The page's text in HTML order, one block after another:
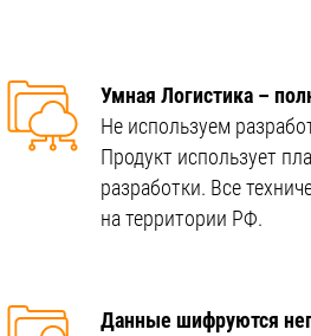
Умная Логистика –
Не используем
Продукт использует
разработки. Все
на территории РФ.
Данные шифруются